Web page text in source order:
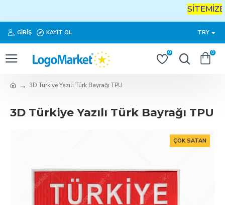
SİTEMİZE
GIRIŞ KAYIT OL TRY
0 0
3D Türkiye Yazılı Türk Bayrağı TPU
3D Türkiye Yazılı Türk Bayrağı TPU
ÇOK SATAN